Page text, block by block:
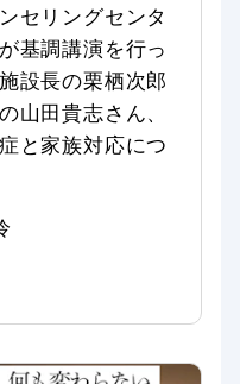
セリングセンタ
基調講演を行っ
設長の栗栖次郎
山田貴志さん、
と家族対応につ